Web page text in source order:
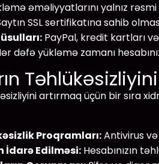
əməliyyatlarını yalnız
SSL sertifikatına sahib
PayPal, kredit kartları
dəfə yükləmə zamanı
artırmaq üçün bir sıra
Proqramları:Antivirus
İdarə Edilməsi: Hesabınızın